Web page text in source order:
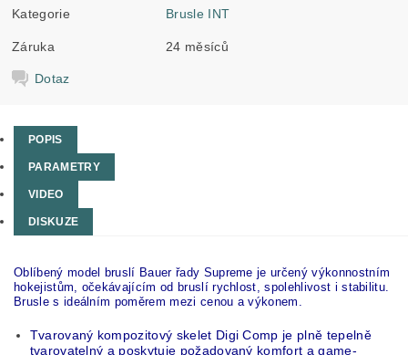
Kategorie Brusle INT
Záruka 24 měsíců
Dotaz
POPIS
PARAMETRY
VIDEO
DISKUZE
Oblíbený model bruslí Bauer řady Supreme je určený výkonnostním
hokejistům, očekávajícím od bruslí rychlost, spolehlivost i stabilitu.
Brusle s ideálním poměrem mezi cenou a výkonem.
Tvarovaný kompozitový skelet Digi Comp je plně tepelně
tvarovatelný a poskytuje požadovaný komfort a game-